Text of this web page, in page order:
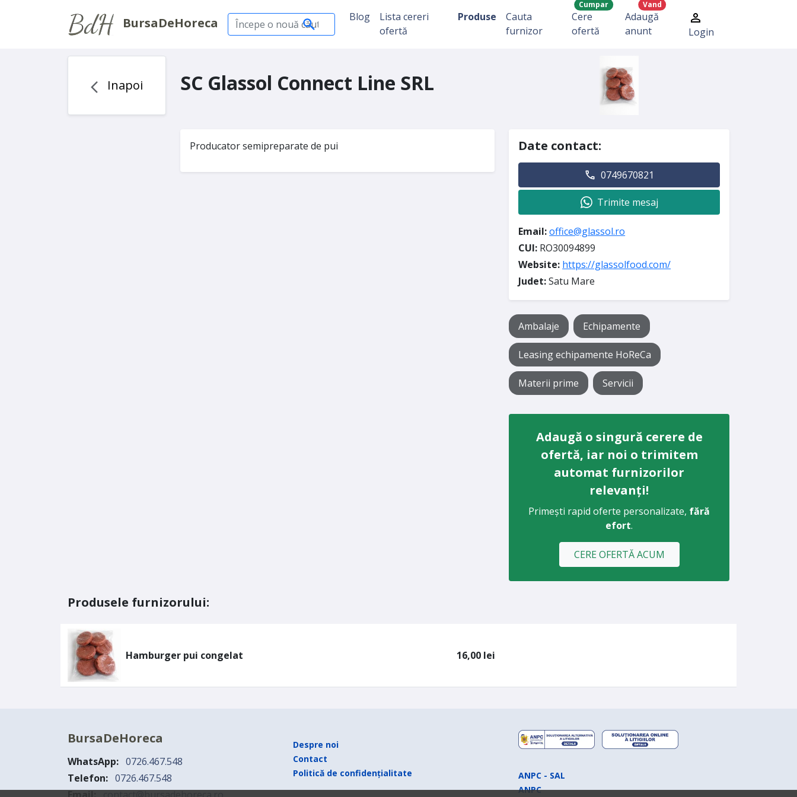
BursaDeHoreca Blog
Lista cereri
ofertă
Produse
Cauta
furnizor
Cere
ofertă
Cumpar
Adaugă
anunt
Vand
Login
Inapoi SC Glassol Connect Line SRL
Producator semipreparate de pui Date contact:
0749670821
Trimite mesaj
Email:office@glassol.ro
CUI: RO30094899
Website: https://glassolfood.com/
Judet:Satu Mare
Ambalaje Echipamente
Leasing echipamente HoReCa
Materii prime Servicii
Adaugă o singură cerere de
ofertă, iar noi o trimitem
automat furnizorilor
relevanți!
Primești rapid oferte personalizate, fără
efort.
CERE OFERTĂ ACUM
Produsele furnizorului:
Hamburger pui congelat 16,00 lei
BursaDeHoreca
WhatsApp: 0726.467.548
Telefon: 0726.467.548
Despre noi
Contact
Politică de confidențialitate
ANPC - SAL
ANPC